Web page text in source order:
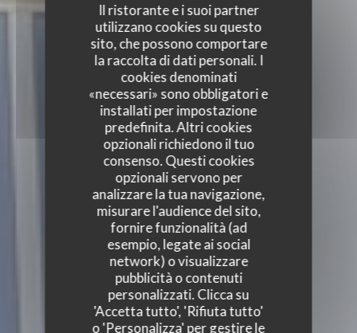
Il ristorante e i suoi partner
utilizzano cookies su questo
sito, che possono comportare
la raccolta di dati personali. I
cookies denominati
«necessari» sono obbligatori e
installati per impostazione
predefinita. Altri cookies
opzionali richiedono il tuo
consenso. Questi cookies
opzionali servono per
analizzare la tua navigazione,
misurare l'audience del sito,
fornire funzionalità (ad
esempio, legate ai social
network) o visualizzare
pubblicità o contenuti
personalizzati. Clicca su
'Accetta tutto', 'Rifiuta tutto'
o 'Personalizza' per gestire le